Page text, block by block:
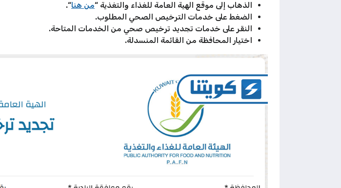
الذهاب إلى موقع الهية العامة للغذاء والتغذية “من هنا“.
الضغط على خدمات الترخيص الصحي المطلوب.
النقر على خدمات تجديد ترخيص صحي من الخدمات المتاحة.
اختيار المحافظة من القائمة المنسدلة.